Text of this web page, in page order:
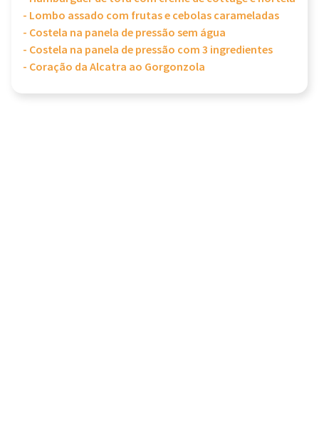
- Lombo assado com frutas e cebolas carameladas
- Costela na panela de pressão sem água
- Costela na panela de pressão com 3 ingredientes
- Coração da Alcatra ao Gorgonzola